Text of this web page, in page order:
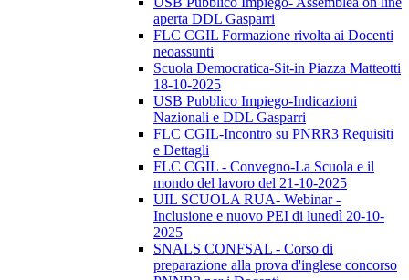
aperta DDL Gasparri
FLC CGIL Formazione rivolta ai Docenti
neoassunti
Scuola Democratica-Sit-in Piazza Matteotti
18-10-2025
USB Pubblico Impiego-Indicazioni
Nazionali e DDL Gasparri
FLC CGIL-Incontro su PNRR3 Requisiti
e Dettagli
FLC CGIL - Convegno-La Scuola e il
mondo del lavoro del 21-10-2025
UIL SCUOLA RUA- Webinar -
Inclusione e nuovo PEI di lunedì 20-10-
2025
SNALS CONFSAL - Corso di
preparazione alla prova d'inglese concorso